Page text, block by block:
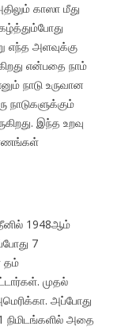
காஸா மீது
எந்த அளவுக்கு
என்பதை நாம்
நாடு உருவான
இந்த உறவு
1948ஆம்
7
தம்
முதல்
அப்போது
நிமிடங்களில் அதை